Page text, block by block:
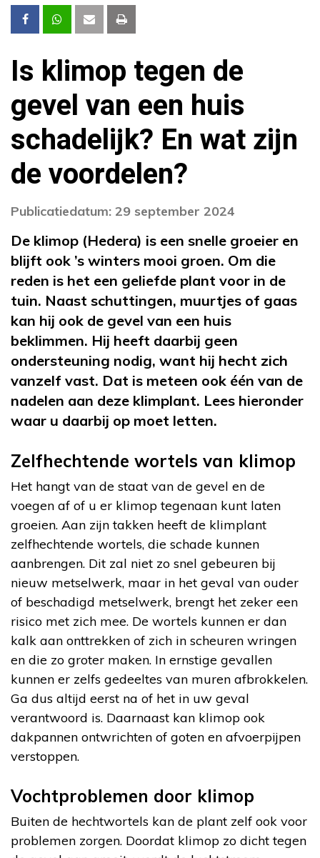
Is klimop tegen de
gevel van een huis
schadelijk? En wat zijn
de voordelen?
Publicatiedatum: 29 september 2024
De klimop (Hedera) is een snelle groeier en
blijft ook ’s winters mooi groen. Om die
reden is het een geliefde plant voor in de
tuin. Naast schuttingen, muurtjes of gaas
kan hij ook de gevel van een huis
beklimmen. Hij heeft daarbij geen
ondersteuning nodig, want hij hecht zich
vanzelf vast. Dat is meteen ook één van de
nadelen aan deze klimplant. Lees hieronder
waar u daarbij op moet letten.
Zelfhechtende wortels van klimop
Het hangt van de staat van de gevel en de
voegen af of u er klimop tegenaan kunt laten
groeien. Aan zijn takken heeft de klimplant
zelfhechtende wortels, die schade kunnen
aanbrengen. Dit zal niet zo snel gebeuren bij
nieuw metselwerk, maar in het geval van ouder
of beschadigd metselwerk, brengt het zeker een
risico met zich mee. De wortels kunnen er dan
kalk aan onttrekken of zich in scheuren wringen
en die zo groter maken. In ernstige gevallen
kunnen er zelfs gedeeltes van muren afbrokkelen.
Ga dus altijd eerst na of het in uw geval
verantwoord is. Daarnaast kan klimop ook
dakpannen ontwrichten of goten en afvoerpijpen
verstoppen.
Vochtproblemen door klimop
Buiten de hechtwortels kan de plant zelf ook voor
problemen zorgen. Doordat klimop zo dicht tegen